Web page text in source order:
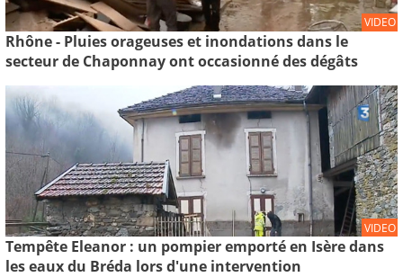
VIDEO
Rhône - Pluies orageuses et inondations dans le
secteur de Chaponnay ont occasionné des dégâts
VIDEO
Tempête Eleanor : un pompier emporté en Isère dans
les eaux du Bréda lors d'une intervention